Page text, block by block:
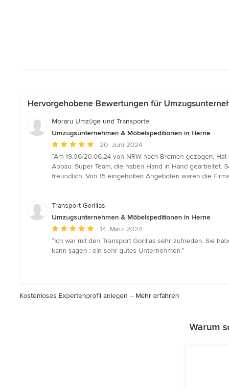
Hervorgehobene Bewertungen für
Moraru Umzüge und Transporte
Umzugsunternehmen & Möbelspeditionen in Herne
Durchschnittliche
Bewertung:
5
von
20. Juni 2024
“Am 19.06/20.06.24 von NRW nach Bremen gezogen.
Abbau. Super Team, die haben Hand in Hand
freundlich. Von 15 eingeholten Angeboten waren die
Transport-Gorillas
Umzugsunternehmen & Möbelspeditionen in Herne
Durchschnittliche
Bewertung:
5
14. März 2024
“Ich war mit den Transport Gorillas sehr zufrieden. Sie
kann sagen : ein sehr gutes Unternehmen.”
Kostenloses Expertenprofil anlegen – Mehr erfahren
Warum